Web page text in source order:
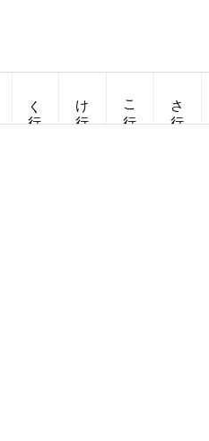
く行 け行 こ行 さ行